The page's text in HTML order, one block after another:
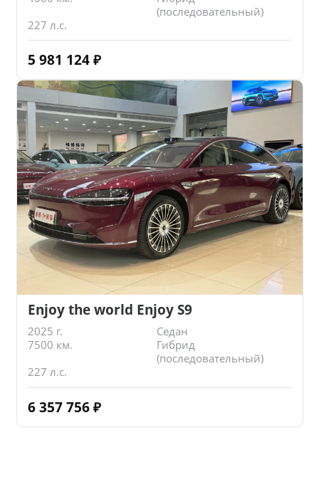
(последовательный)
227 л.с.
5 981 124 ₽
Enjoy the world Enjoy S9
2025 г.
Седан
7500 км.
Гибрид
(последовательный)
227 л.с.
6 357 756 ₽